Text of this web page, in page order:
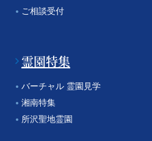
ご相談受付
霊園特集
バーチャル 霊園見学
湘南特集
所沢聖地霊園